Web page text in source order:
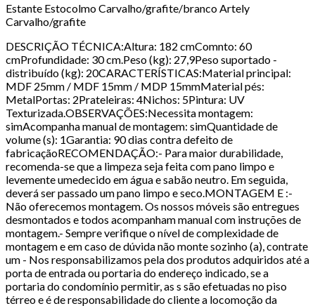
Estante Estocolmo Carvalho/grafite/branco Artely
Carvalho/grafite
DESCRIÇÃO TÉCNICA:Altura: 182 cmComnto: 60
cmProfundidade: 30 cm.Peso (kg): 27,9Peso suportado -
distribuído (kg): 20CARACTERÍSTICAS:Material principal:
MDF 25mm / MDF 15mm / MDP 15mmMaterial pés:
MetalPortas: 2Prateleiras: 4Nichos: 5Pintura: UV
Texturizada.OBSERVAÇÕES:Necessita montagem:
simAcompanha manual de montagem: simQuantidade de
volume (s): 1Garantia: 90 dias contra defeito de
fabricaçãoRECOMENDAÇÃO:- Para maior durabilidade,
recomenda-se que a limpeza seja feita com pano limpo e
levemente umedecido em água e sabão neutro. Em seguida,
deverá ser passado um pano limpo e seco.MONTAGEM E :-
Não oferecemos montagem. Os nossos móveis são entregues
desmontados e todos acompanham manual com instruções de
montagem.- Sempre verifique o nível de complexidade de
montagem e em caso de dúvida não monte sozinho (a), contrate
um - Nos responsabilizamos pela dos produtos adquiridos até a
porta de entrada ou portaria do endereço indicado, se a
portaria do condomínio permitir, as s são efetuadas no piso
térreo e é de responsabilidade do cliente a locomoção da